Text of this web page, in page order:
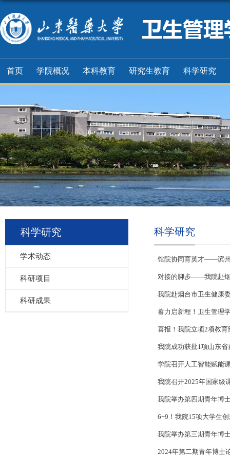
首页 学院概况 本科教育 研究生教育 科学研究
科学研究
学术动态
科研项目
科研成果
科学研究
馆院协同育英才——滨
对接的脚步——我院赴
我院赴烟台市卫生健康
蓄力启新程！卫生管理
喜报！我院立项2项教
我院成功获批1项山东
学院召开人工智能赋能
我院召开2025年国家级
我院举办第四期青年博
6+9！我院15项大学生
我院举办第三期青年博
2024年第二期青年博士